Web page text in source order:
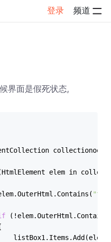
登录 频道
界面是假死状态,
collectionoo
elem in